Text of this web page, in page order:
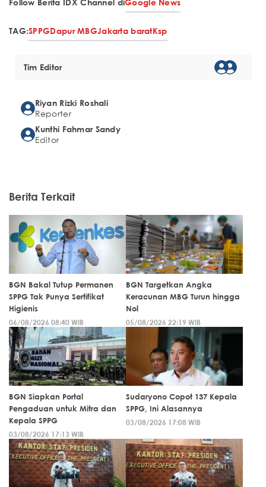
TAG:SPPGDapur MBGJakarta baratKsp
Tim Editor
Riyan Rizki Roshali
Reporter
Kunthi Fahmar Sandy
Editor
Berita Terkait
BGN Bakal Tutup Permanen
SPPG Tak Punya Sertifikat
Higienis
06/08/2026 08:40 WIB
BGN Targetkan Angka
Keracunan MBG Turun hingga
Nol
05/08/2026 22:19 WIB
BGN Siapkan Portal
Pengaduan untuk Mitra dan
Kepala SPPG
03/08/2026 17:13 WIB
Sudaryono Copot 137 Kepala
SPPG, Ini Alasannya
03/08/2026 17:08 WIB